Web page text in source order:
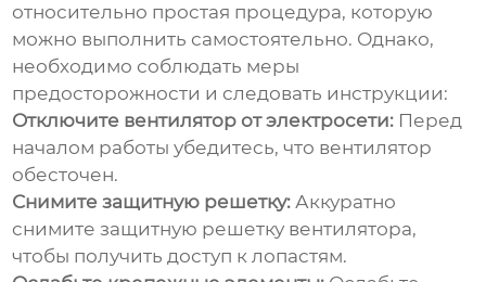
относительно простая процедура, которую
можно выполнить самостоятельно. Однако,
необходимо соблюдать меры
предосторожности и следовать инструкции:
Отключите вентилятор от электросети: Перед
началом работы убедитесь, что вентилятор
обесточен.
Снимите защитную решетку: Аккуратно
снимите защитную решетку вентилятора,
чтобы получить доступ клопастям.